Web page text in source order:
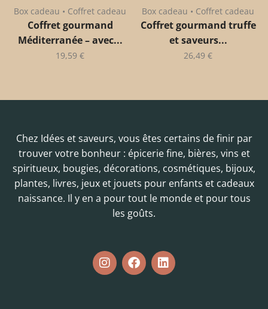
Box cadeau • Coffret cadeau
Coffret gourmand
Méditerranée – avec...
19,59 €
Box cadeau • Coffret cadeau
Coffret gourmand truffe
et saveurs...
26,49 €
Chez Idées et saveurs, vous êtes certains de finir par
trouver votre bonheur : épicerie fine, bières, vins et
spiritueux, bougies, décorations, cosmétiques, bijoux,
plantes, livres, jeux et jouets pour enfants et cadeaux
naissance. Il y en a pour tout le monde et pour tous
les goûts.